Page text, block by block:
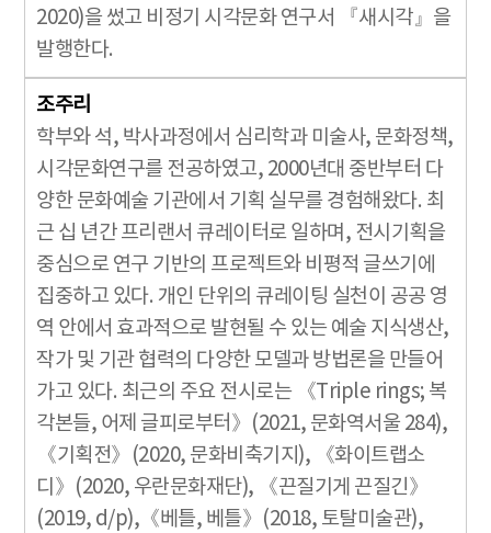
2020)을 썼고 비정기 시각문화 연구서 『새시각』을
발행한다.
조주리
학부와 석, 박사과정에서 심리학과 미술사, 문화정책,
시각문화연구를 전공하였고, 2000년대 중반부터 다
양한 문화예술 기관에서 기획 실무를 경험해왔다. 최
근 십 년간 프리랜서 큐레이터로 일하며, 전시기획을
중심으로 연구 기반의 프로젝트와 비평적 글쓰기에
집중하고 있다. 개인 단위의 큐레이팅 실천이 공공 영
역 안에서 효과적으로 발현될 수 있는 예술 지식생산,
작가 및 기관 협력의 다양한 모델과 방법론을 만들어
가고 있다. 최근의 주요 전시로는 《Triple rings; 복
각본들, 어제 글피로부터》(2021, 문화역서울 284),
《기획전》(2020, 문화비축기지), 《화이트랩소
디》(2020, 우란문화재단), 《끈질기게 끈질긴》
(2019, d/p),《베틀, 베틀》(2018, 토탈미술관),